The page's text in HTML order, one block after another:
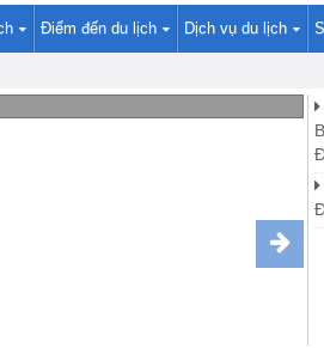
Điểm đến du lịch Dịch vụ du lịch
BÌNH ĐỊNH – “THƯƠNG